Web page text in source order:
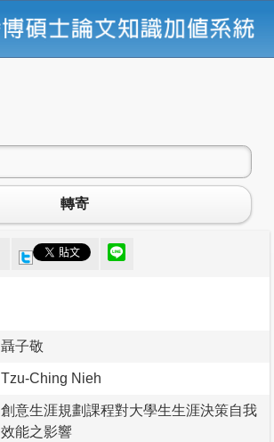
轉寄
聶子敬
Tzu-Ching Nieh
創意生涯規劃課程對大學生生涯決策自我
效能之影響